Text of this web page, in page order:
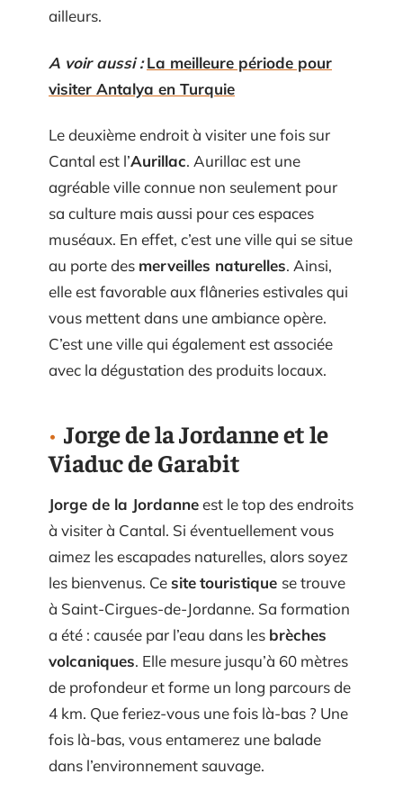
ailleurs.
A voir aussi : La meilleure période pour
visiter Antalya en Turquie
Le deuxième endroit à visiter une fois sur
Cantal est l’Aurillac. Aurillac est une
agréable ville connue non seulement pour
sa culture mais aussi pour ces espaces
muséaux. En effet, c’est une ville qui se situe
au porte des merveilles naturelles. Ainsi,
elle est favorable aux flâneries estivales qui
vous mettent dans une ambiance opère.
C’est une ville qui également est associée
avec la dégustation des produits locaux.
Jorge de la Jordanne et le
Viaduc de Garabit
Jorge de la Jordanneest le top des endroits
à visiter à Cantal. Si éventuellement vous
aimez les escapades naturelles, alors soyez
les bienvenus. Cesitetouristique se trouve
à Saint-Cirgues-de-Jor­­danne. Sa formation
a été : causée par l’eau dans les brèches
volcaniques. Elle mesure jusqu’à 60 mètres
de profondeur et forme un long parcours de
4 km. Que feriez-vous une fois là-bas ? Une
fois là-bas, vous entamerez une balade
dans l’environnement sauvage.